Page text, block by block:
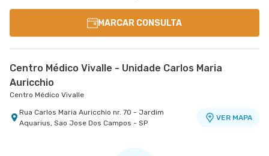
MARCAR CONSULTA
Centro Médico Vivalle - Unidade Carlos Maria
Auricchio
Centro Médico Vivalle
Rua Carlos Maria Auricchio nr. 70 - Jardim
Aquarius, Sao Jose Dos Campos - SP
VER MAPA